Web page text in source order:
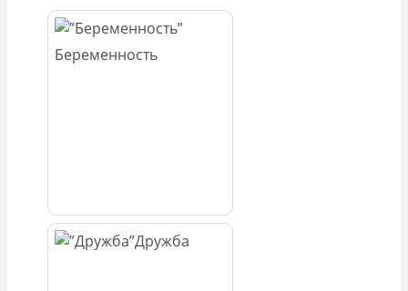
Беременность
Дружба